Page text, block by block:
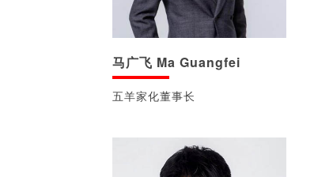
马广飞 Ma Guangfei
五羊家化董事长